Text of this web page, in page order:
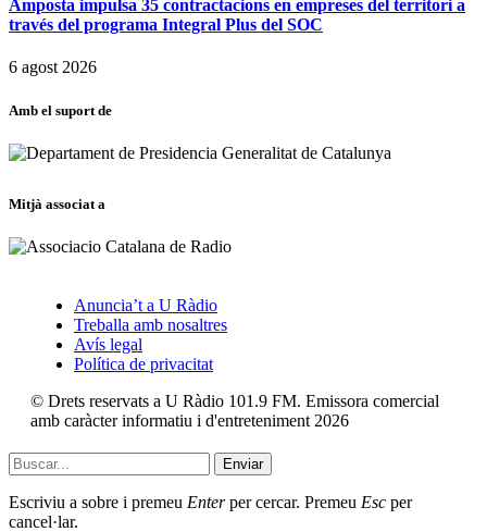
Amposta impulsa 35 contractacions en empreses del territori a
través del programa Integral Plus del SOC
6 agost 2026
Amb el suport de
Mitjà associat a
Anuncia’t a U Ràdio
Treballa amb nosaltres
Avís legal
Política de privacitat
© Drets reservats a U Ràdio 101.9 FM. Emissora comercial
amb caràcter informatiu i d'entreteniment 2026
Enviar
Escriviu a sobre i premeu Enterper cercar. Premeu Esc per
cancel·lar.